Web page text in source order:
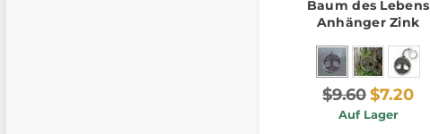
Baum des Lebens
Anhänger Zink
$9.60 $7.20
Auf Lager